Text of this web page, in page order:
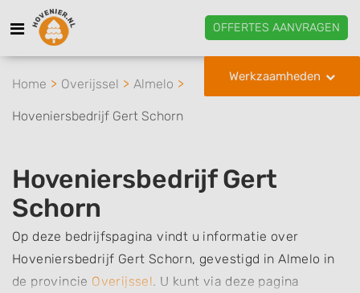
OFFERTES AANVRAGEN
Werkzaamheden
Home Overijssel Almelo
Hoveniersbedrijf Gert Schorn
Hoveniersbedrijf Gert
Schorn
Op deze bedrijfspagina vindt u informatie over
Hoveniersbedrijf Gert Schorn, gevestigd in Almelo in
de provincie Overijssel. U kunt via deze pagina